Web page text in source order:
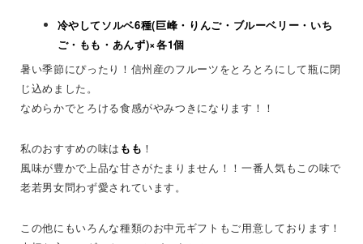
冷やしてソルベ6種(巨峰・りんご・ブルーベリー・いち
ご・もも・あんず)×各1個
暑い季節にぴったり！信州産のフルーツをとろとろにして瓶に閉
じ込めました。
なめらかでとろける食感がやみつきになります！！
私のおすすめの味は もも ！
風味が豊かで上品な甘さがたまりません！！一番人気もこの味で
老若男女問わず愛されています。
この他にもいろんな種類のお中元ギフトもご用意しております！